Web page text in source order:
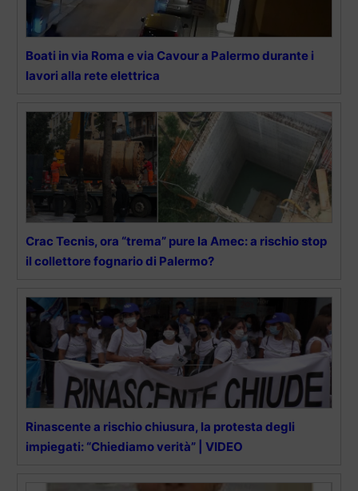
Boati in via Roma e via Cavour a Palermo durante i
lavori alla rete elettrica
Crac Tecnis, ora “trema” pure la Amec: a rischio stop
il collettore fognario di Palermo?
Rinascente a rischio chiusura, la protesta degli
impiegati: “Chiediamo verità” | VIDEO